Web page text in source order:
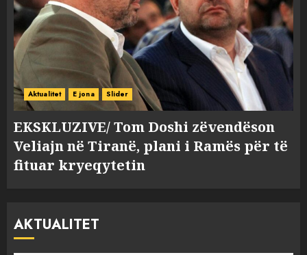
Aktualitet E jona Slider
EKSKLUZIVE/ Tom Doshi zëvendëson
Veliajn në Tiranë, plani i Ramës për të
fituar kryeqytetin
AKTUALITET